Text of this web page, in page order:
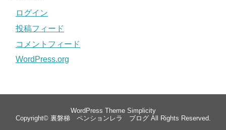
ログイン
投稿フィード
コメントフィード
WordPress.org
WordPress Theme Simplicity
Copyright© 裏磐梯 ペンションレラ ブログAll Rights Reserved.